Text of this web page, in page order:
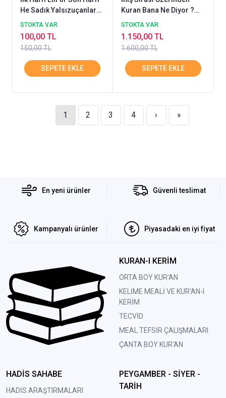
He Sadık Yalsızuçanlar
Selen Yayın
STOKTA VAR
150,00 TL
100,00 TL
Kuran Bana Ne Diyor ?
Açıklamalı Meal Veli
STOKTA VAR
1.600,00 TL
1.150,00 TL
1 2 3 4 › »
En yeni ürünler Güvenli teslimat
Kampanyalı ürünler Piyasadaki en iyi fiyat
KURAN-I KERİM
ORTA BOY KUR'AN
KELİME MEALİ VE KUR'AN-I
KERİM
TECVİD
MEAL TEFSİR ÇALIŞMALARI
ÇANTA BOY KUR'AN
HADİS SAHABE
HADİS ARAŞTIRMALARI
PEYGAMBER - SİYER -
TARİH